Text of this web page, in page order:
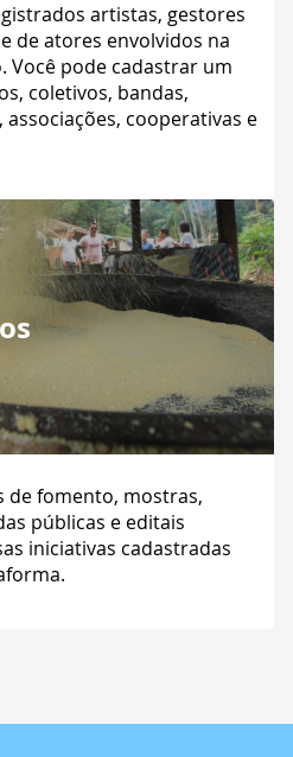
artistas, gestores
de atores envolvidos na
Você pode cadastrar um
coletivos, bandas,
cooperativas e
de fomento, mostras,
públicas e editais
iniciativas cadastradas